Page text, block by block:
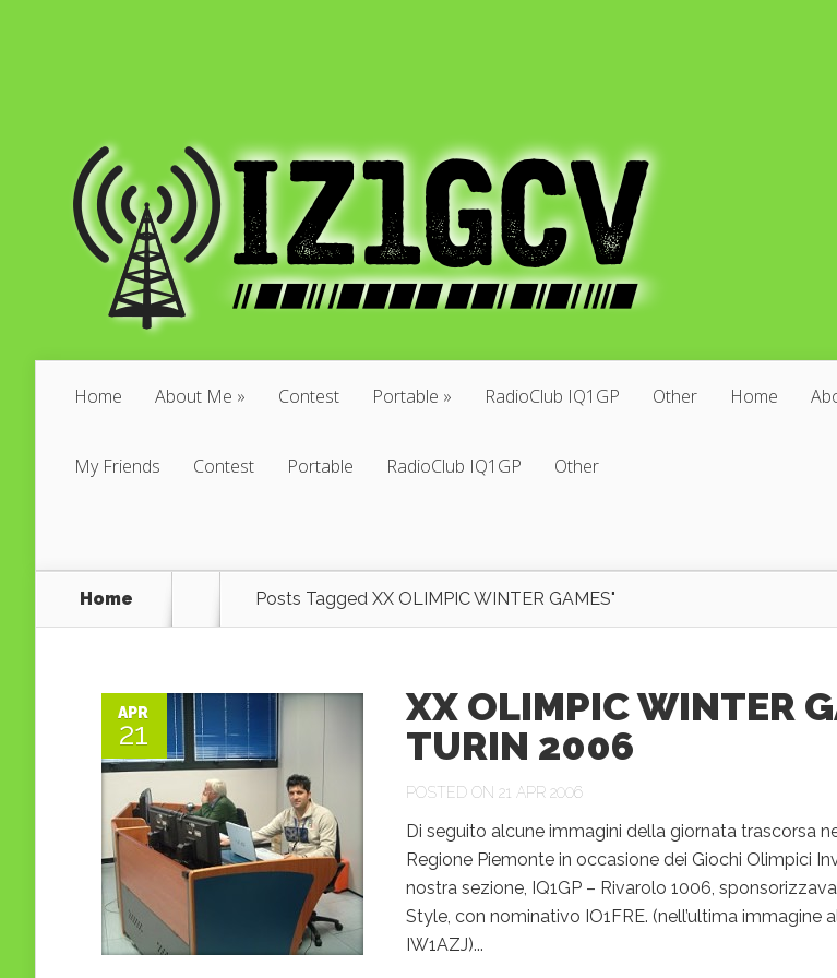
Home About Me » Contest Portable » RadioClub IQ1GP Other Home
My Friends Contest Portable RadioClub IQ1GP Other
Home Posts Tagged XX OLIMPIC WINTER GAMES"
APR
21
XX OLIMPIC WINTER
TURIN 2006
POSTED ON 21 APR 2006
Di seguito alcune immagini della giornata trascorsa
Regione Piemonte in occasione dei Giochi Olimpici
nostra sezione, IQ1GP – Rivarolo 1006,
Style, con nominativo IO1FRE. (nell’ultima immagine
IW1AZJ)...